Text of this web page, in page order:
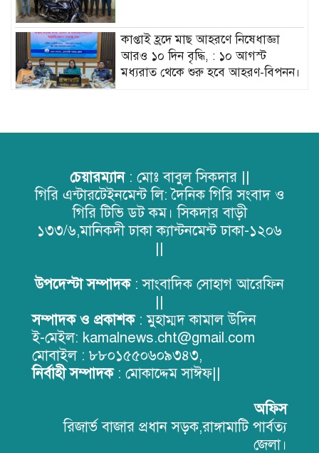
কাপ্তাই হ্রদে মাছ আহরণে নিষেধাজ্ঞা
আরও ১০ দিন বৃদ্ধি, : ১০ আগস্ট
মধ্যরাত থেকে শুরু হবে আহরণ-বিপনন।
বাঘাইছড়িতে ৭০০ কৃষকের মাঝে
বিনামূল্যে আমন ধানের বীজ ও সার
বিতরণ
পরিবেশ রক্ষায় লংগদুতে ৩ হাজার ৫০০ গাছের চারা বিতরণ
রাঙামাটিতে ‘মাল্টিমিডিয়া, এআই ও
ফ্যাক্ট চেকিং’ বিষয়ক সাংবাদিকতা
প্রশিক্ষণ কর্মশালার সমাপনী ও সনদ
বিতরণ অনুষ্ঠান অনুষ্ঠিত
খামেনির রাষ্ট্রীয় জানাজা ও দাফন
অনুষ্ঠানে আমন্ত্রণ পেলেন ড. কর্নেল অলি
আহমদ বীর বিক্রম
চেয়ারম্যান: মোঃ বাবুল সিকদার ||
গিরি এন্টারটেইনমেন্ট লি: দৈনিক গিরি সংবাদ ও
গিরি টিভি ডট কম। সিকদার বাড়ী
১৩৩/৬,মানিকদী ঢাকা ক্যান্টনমেন্ট ঢাকা-১২০৬
উপদেস্টা সম্পাদক: সাংবাদিক সোহাগ আরেফিন
সম্পাদক ও প্রকাশক: মুহাম্মদ কামাল উদিন
ই-মেইল: kamalnews.cht@gmail.com
মোবাইল : ৮৮০১৫৫০৬০৯৩৪৩,
নির্বাহী সম্পাদক: মোকাদ্দেম সাঈফ||
অফিস
রিজার্ভ বাজার প্রধান সড়ক,রাঙ্গামাটি পার্বত্য
জেলা।